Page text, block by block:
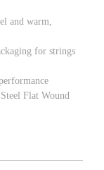
and warm,
for strings
Flat Wound